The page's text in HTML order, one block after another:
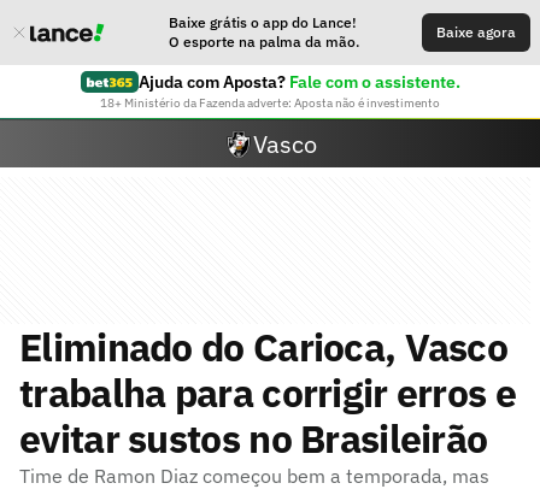
Baixe grátis o app do Lance!
O esporte na palma da mão.
Baixe agora
Ajuda com Aposta? Fale com o assistente.
18+ Ministério da Fazenda adverte: Aposta não é investimento
Vasco
Eliminado do Carioca, Vasco
trabalha para corrigir erros e
evitar sustos no Brasileirão
Time de Ramon Diaz começou bem a temporada, mas